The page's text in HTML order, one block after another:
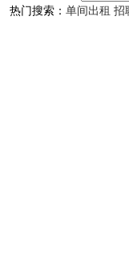
热门搜索： 单间出租 招